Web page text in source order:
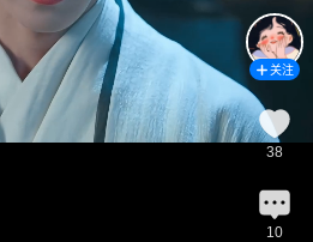
关注
38
10